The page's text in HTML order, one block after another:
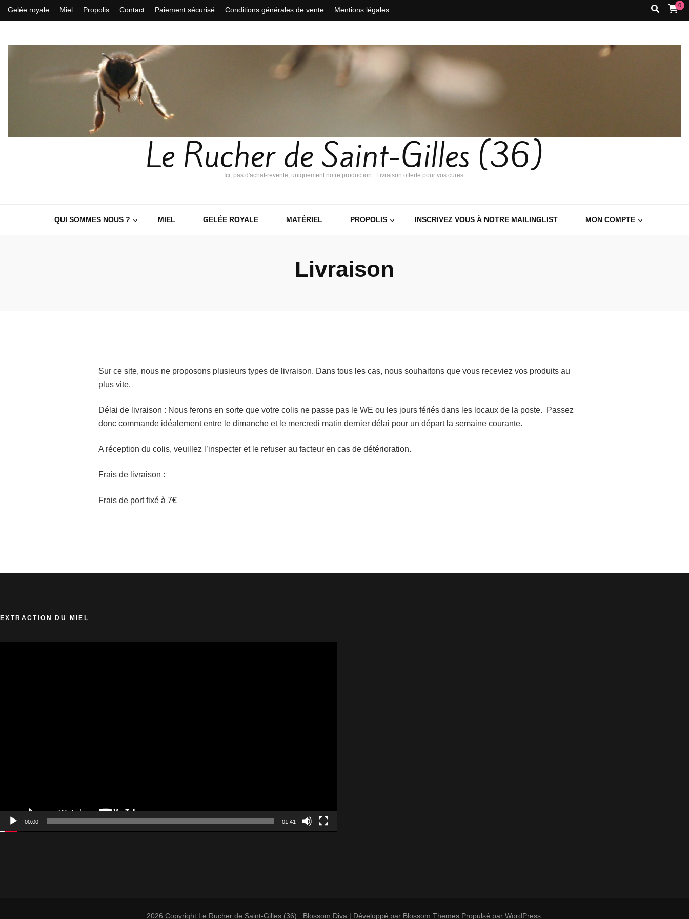
Gelée royale Miel Propolis Contact Paiement sécurisé Conditions générales de vente Mentions légales
0
Le Rucher de Saint-Gilles (36)
Ici, pas d'achat-revente, uniquement notre production.. Livraison offerte pour vos cures.
QUI SOMMES NOUS ? MIEL GELÉE ROYALE MATÉRIEL PROPOLIS INSCRIVEZ VOUS À NOTRE MAILINGLIST MON COMPTE
Livraison
Sur ce site, nous ne proposons plusieurs types de livraison. Dans tous les cas, nous souhaitons que vous receviez vos produits au
plus vite.
Délai de livraison : Nous ferons en sorte que votre colis ne passe pas le WE ou les jours fériés dans les locaux de la poste. Passez
donc commande idéalement entre le dimanche et le mercredi matin dernier délai pour un départ la semaine courante.
A réception du colis, veuillez l’inspecter et le refuser au facteur en cas de détérioration.
Frais de livraison :
Frais de port fixé à 7€
EXTRACTION DU MIEL
00:00 01:41
2026 Copyright Le Rucher de Saint-Gilles (36) . Blossom Diva | Développé par Blossom Themes.Propulsé par WordPress.